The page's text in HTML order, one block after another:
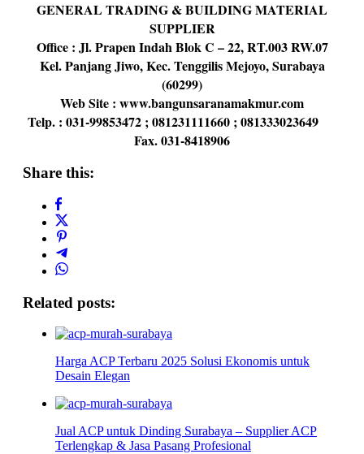
GENERAL TRADING & BUILDING MATERIAL
SUPPLIER
Office : Jl. Prapen Indah Blok C – 22, RT.003 RW.07
Kel. Panjang Jiwo, Kec. Tenggilis Mejoyo, Surabaya
(60299)
Web Site : www.bangunsaranamakmur.com
Telp. : 031-99853472 ; 081231111660 ; 081333023649
Fax. 031-8418906
Share this:
Related posts:
Harga ACP Terbaru 2025 Solusi Ekonomis untuk
Desain Elegan
Jual ACP untuk Dinding Surabaya – Supplier ACP
Terlengkap & Jasa Pasang Profesional